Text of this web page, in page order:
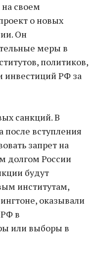
своем
о новых
Он
меры в
политиков,
инвестиций РФ за
санкций. В
после вступления
запрет на
долгом России
будут
институтам,
оказывали
в
или выборы в